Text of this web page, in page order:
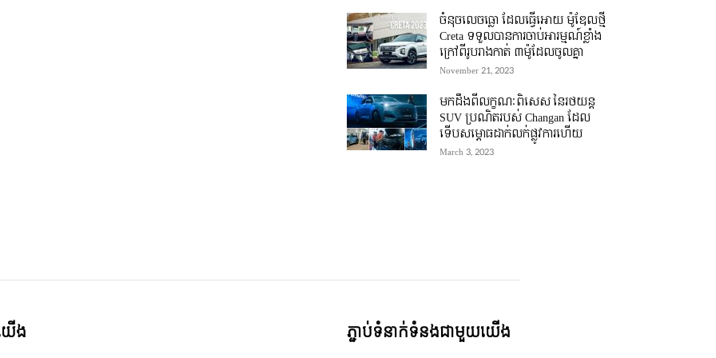
ចំនុចលេចធ្លោ ដែលធ្វើអោយ ម៉ូឌែលថ្មី
Creta ទទួលបានការចាប់អារម្មណ៍ខ្លាំង
ក្រៅពីរូបរាងកាត់ ៣ម៉ូដែលចូលគ្នា
November 21, 2023
មកដឹងពីលក្ខណៈពិសេស នៃរថយន្ត
SUV ប្រណិតរបស់ Changan ដែល
ទើបសម្ភោធដាក់លក់ផ្លូវការហើយ
March 3, 2023
ើង ភ្ជាប់ទំនាក់ទំនងជាមួយយើង